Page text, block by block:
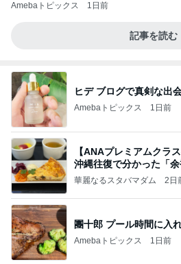
Amebaトピックス 1日前
記事を読む
ヒデ ブログで真剣な出
Amebaトピックス 1日前
【ANAプレミアムクラ
沖縄往復で分かった「
華麗なるスタバマダム 2日
團十郎 プール時間に入
Amebaトピックス 1日前